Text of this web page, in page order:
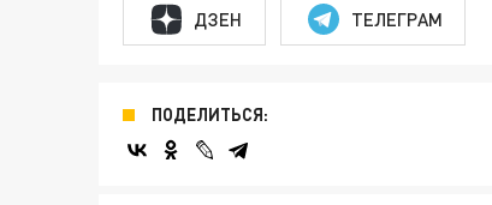
ДЗЕН ТЕЛЕГРАМ
ПОДЕЛИТЬСЯ: